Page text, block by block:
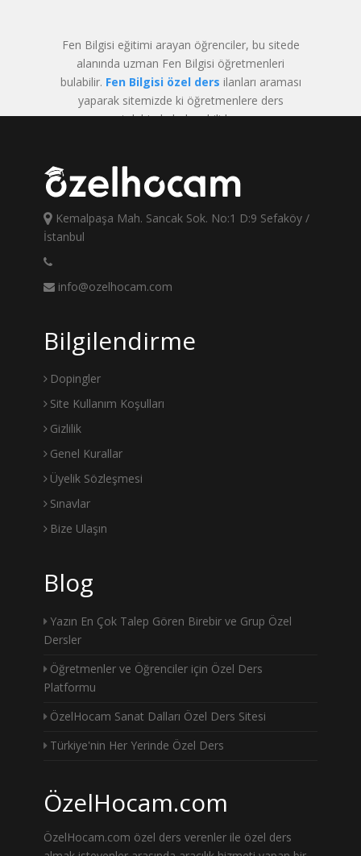
Fen Bilgisi eğitimi arayan öğrenciler, bu sitede
alanında uzman Fen Bilgisi öğretmenleri
bulabilir. Fen Bilgisi özel ders ilanları araması
yaparak sitemizde ki öğretmenlere ders
talebinde bulunabilirler.
Kemalpaşa Mah. Sancak Sok. No:1 D:9 Sefaköy /
İstanbul
info@ozelhocam.com
Bilgilendirme
Dopingler
Site Kullanım Koşulları
Gizlilik
Genel Kurallar
Üyelik Sözleşmesi
Sınavlar
Bize Ulaşın
Blog
Yazın En Çok Talep Gören Birebir ve Grup Özel
Dersler
Öğretmenler ve Öğrenciler için Özel Ders
Platformu
ÖzelHocam Sanat Dalları Özel Ders Sitesi
Türkiye'nin Her Yerinde Özel Ders
ÖzelHocam.com
ÖzelHocam.com özel ders verenler ile özel ders